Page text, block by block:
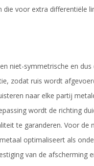
voor extra differentiële
niet-symmetrische en
zodat ruis wordt
naar elke partij
wordt de richting
te garanderen. Voor de
optimaliseert als
van de afscherming